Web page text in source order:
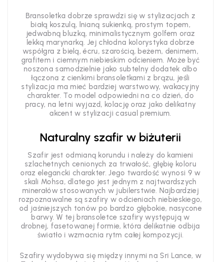
Bransoletka dobrze sprawdzi się w stylizacjach z
białą koszulą, lnianą sukienką, prostym topem,
jedwabną bluzką, minimalistycznym golfem oraz
lekką marynarką. Jej chłodna kolorystyka dobrze
współgra z bielą, écru, szarością, beżem, denimem,
grafitem i ciemnym niebieskim odcieniem. Może być
noszona samodzielnie jako subtelny dodatek albo
łączona z cienkimi bransoletkami z brązu, jeśli
stylizacja ma mieć bardziej warstwowy, wakacyjny
charakter. To model odpowiedni na co dzień, do
pracy, na letni wyjazd, kolację oraz jako delikatny
akcent w stylizacji casual premium.
Naturalny szafir w biżuterii
Szafir jest odmianą korundu i należy do kamieni
szlachetnych cenionych za trwałość, głębię koloru
oraz elegancki charakter. Jego twardość wynosi 9 w
skali Mohsa, dlatego jest jednym z najtwardszych
minerałów stosowanych w jubilerstwie. Najbardziej
rozpoznawalne są szafiry w odcieniach niebieskiego,
od jaśniejszych tonów po bardzo głębokie, nasycone
barwy. W tej bransoletce szafiry występują w
drobnej, fasetowanej formie, która delikatnie odbija
światło i wzmacnia rytm całej kompozycji.
Szafiry wydobywa się między innymi na Sri Lance, w